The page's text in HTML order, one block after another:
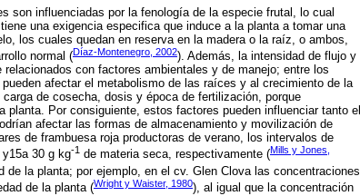
son influenciadas por la fenología de la especie frutal, lo cual
una exigencia especifica que induce a la planta a tomar una
los cuales quedan en reserva en la madera o la raíz, o ambos,
normal (Díaz-Montenegro, 2002). Además, la intensidad de flujo y
con factores ambientales y de manejo; entre los
afectar el metabolismo de las raíces y al crecimiento de la
de cosecha, dosis y época de fertilización, porque
Por consiguiente, estos factores pueden influenciar tanto el
afectar las formas de almacenamiento y movilización de
de frambuesa roja productoras de verano, los intervalos de
30 g kg-1 de materia seca, respectivamente (Mills y Jones,
la planta; por ejemplo, en el cv. Glen Clova las concentraciones
de la planta (Wright y Waister, 1980), al igual que la concentración